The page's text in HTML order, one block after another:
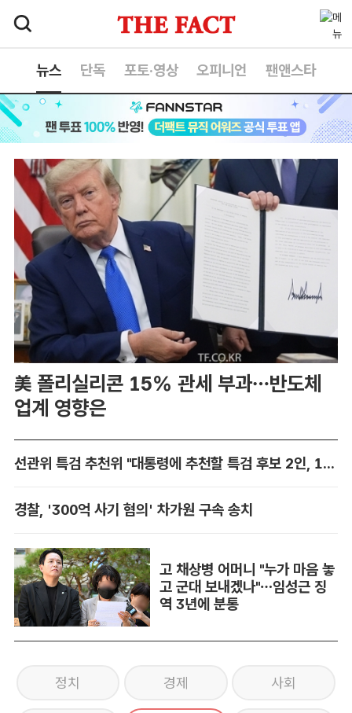
뉴스 단독 포토·영상 오피니언 팬앤스타
美 폴리실리콘 15% 관세 부과…반도체
업계 영향은
선관위 특검 추천위 "대통령에 추천할 특검 후보 2인, 14일 확정"
경찰, '300억 사기 혐의' 차가원 구속 송치
고 채상병 어머니 "누가 마음 놓
고 군대 보내겠나"…임성근 징
역 3년에 분통
정치 경제 사회